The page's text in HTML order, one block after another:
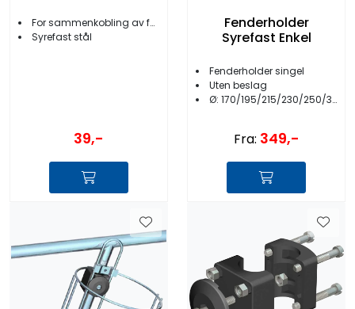
For sammenkobling av fenderholdere
Syrefast stål
39,-
Fenderholder
Syrefast Enkel
Fenderholder singel
Uten beslag
Ø: 170/195/215/230/250/305 mm
Fra: 349,-